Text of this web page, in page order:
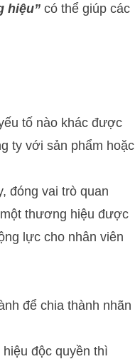
hiệu” có thể giúp các
tố nào khác được
ty với sản phẩm hoặc
đóng vai trò quan
thương hiệu được
lực cho nhân viên
để chia thành nhãn
độc quyền thì